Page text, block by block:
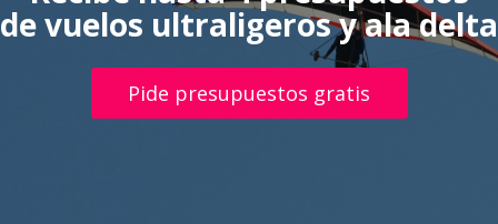
de vuelos ultraligeros y ala delta
Pide presupuestos gratis